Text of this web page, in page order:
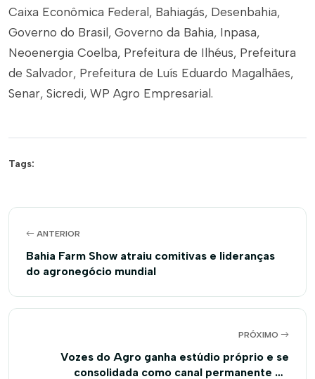
Caixa Econômica Federal, Bahiagás, Desenbahia,
Governo do Brasil, Governo da Bahia, Inpasa,
Neoenergia Coelba, Prefeitura de Ilhéus, Prefeitura
de Salvador, Prefeitura de Luís Eduardo Magalhães,
Senar, Sicredi, WP Agro Empresarial.
Tags:
ANTERIOR
Bahia Farm Show atraiu comitivas e lideranças
do agronegócio mundial
PRÓXIMO
Vozes do Agro ganha estúdio próprio e se
consolidada como canal permanente de